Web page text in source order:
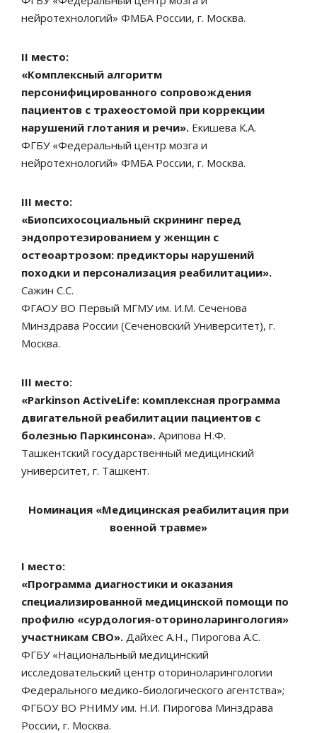
нейротехнологий» ФМБА России, г. Москва.
II место:
«Комплексный алгоритм
персонифицированного сопровождения
пациентов с трахеостомой при коррекции
нарушений глотания и речи». Екишева К.А.
ФГБУ «Федеральный центр мозга и
нейротехнологий» ФМБА России, г. Москва.
III место:
«Биопсихосоциальный скрининг перед
эндопротезированием у женщин с
остеоартрозом: предикторы нарушений
походки и персонализация реабилитации».
Сажин С.С.
ФГАОУ ВО Первый МГМУ им. И.М. Сеченова
Минздрава России (Сеченовский Университет), г.
Москва.
III место:
«Parkinson ActiveLife: комплексная программа
двигательной реабилитации пациентов с
болезнью Паркинсона». Арипова Н.Ф.
Ташкентский государственный медицинский
университет, г. Ташкент.
Номинация «Медицинская реабилитация при
военной травме»
I место:
«Программа диагностики и оказания
специализированной медицинской помощи по
профилю «сурдология-оториноларингология»
участникам СВО». Дайхес А.Н., Пирогова А.С.
ФГБУ «Национальный медицинский
исследовательский центр оториноларингологии
Федерального медико-биологического агентства»;
ФГБОУ ВО РНИМУ им. Н.И. Пирогова Минздрава
России, г. Москва.